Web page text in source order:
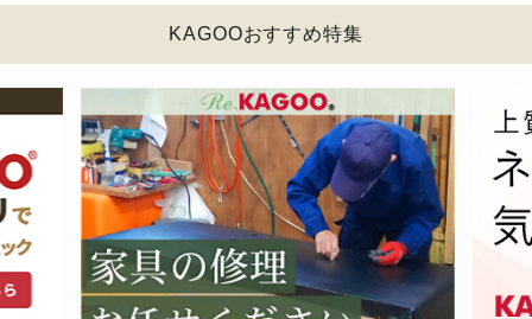
KAGOOおすすめ特集